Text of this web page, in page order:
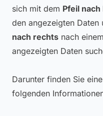
sich mit dem Pfeil nach
den angezeigten Daten
nach rechts nach
angezeigten Daten
Darunter finden Sie
folgenden